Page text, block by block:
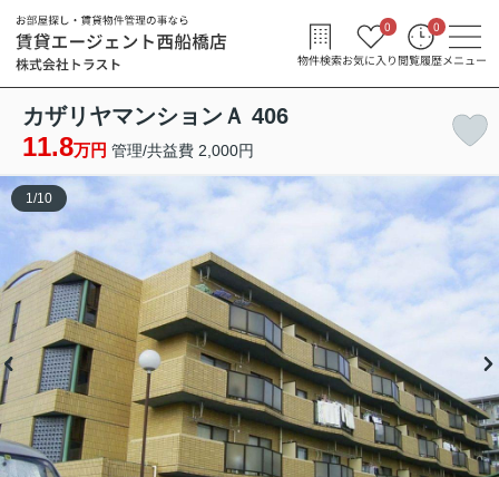
物件検索お気に入り
0
閲覧履歴
0
メニュー
カザリヤマンションＡ 406
11.8万円 管理/共益費 2,000円
1/10